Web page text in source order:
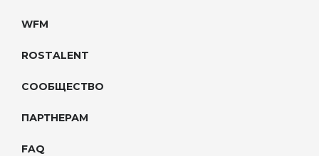
WFM
ROSTALENT
СООБЩЕСТВО
ПАРТНЕРАМ
FAQ